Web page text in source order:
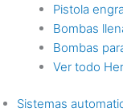
Pistola
Bombas
Bombas
Ver todo
Sistemas